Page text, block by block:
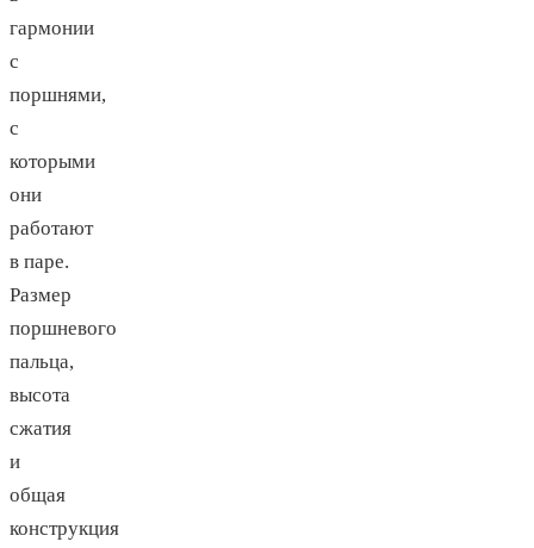
гармонии
с
поршнями,
с
которыми
они
работают
в паре.
Размер
поршневого
пальца,
высота
сжатия
и
общая
конструкция